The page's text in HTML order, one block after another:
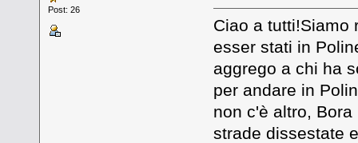
Post: 26
Ciao a tutti!Siamo
esser stati in
aggrego a chi ha
per andare in
non c'è altro,
strade dissestate